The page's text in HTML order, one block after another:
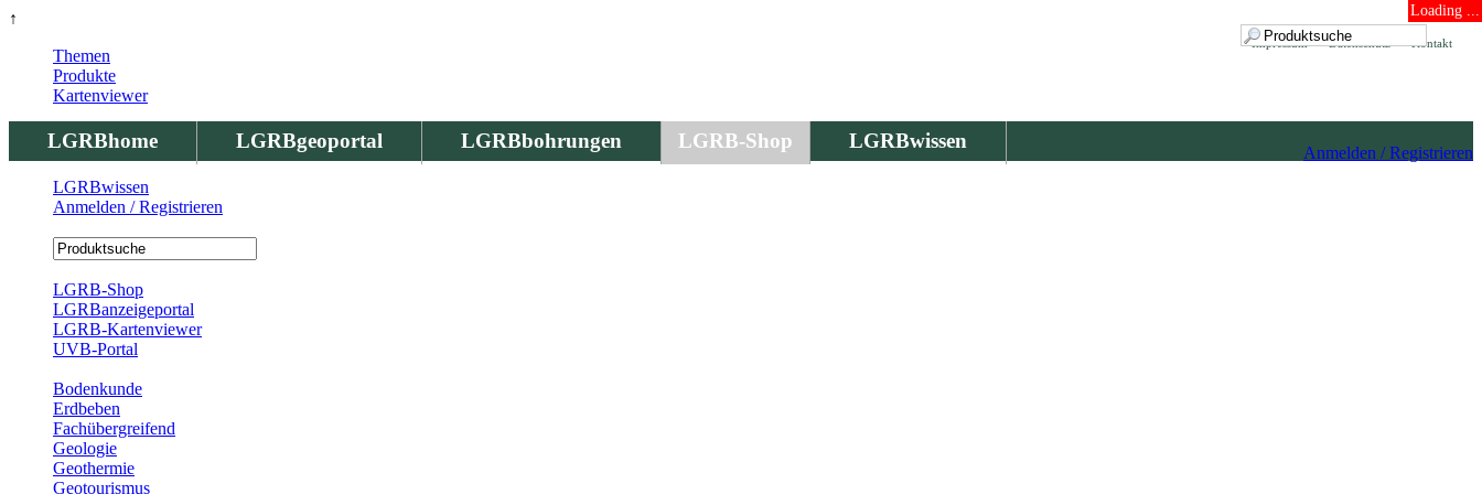
↑ Loading ...
Kontakt
Datenschutz
Impressum
LGRBhome LGRBgeoportal LGRBbohrungen LGRB-Shop LGRBwissen
Anmelden / Registrieren
Themen
Produkte
Kartenviewer
LGRBwissen
Anmelden / Registrieren
LGRB-Shop
LGRBanzeigeportal
LGRB-Kartenviewer
UVB-Portal
Bodenkunde
Erdbeben
Fachübergreifend
Geologie
Geothermie
Geotourismus